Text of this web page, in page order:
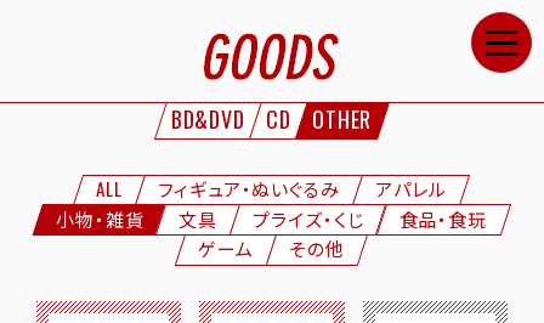
HOME
NEWS
STAFF&CAST
STORY
CHARACTERS
BD&DVD CD OTHER
ALL フィギュア・ぬいぐるみ
アパレル
小物・雑貨
文具 プライズ・くじ
食品・食玩
ゲーム
その他